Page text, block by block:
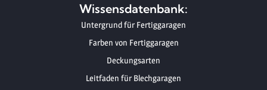
Wissensdatenbank:
Untergrund für Fertiggaragen
Farben von Fertiggaragen
Deckungsarten
Leitfaden für Blechgaragen